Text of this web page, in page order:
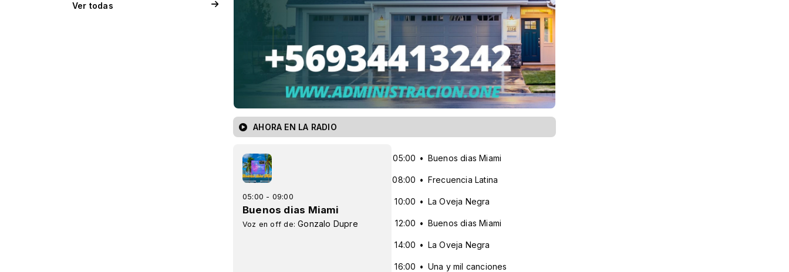
AHORA EN LA RADIO
05:00 - 09:00
Buenos dias Miami
Voz en off de: Gonzalo Dupre
05:00 Buenos dias Miami
08:00 Frecuencia Latina
10:00 La Oveja Negra
12:00 Buenos dias Miami
14:00 La Oveja Negra
16:00 Una y mil canciones
Ver todas